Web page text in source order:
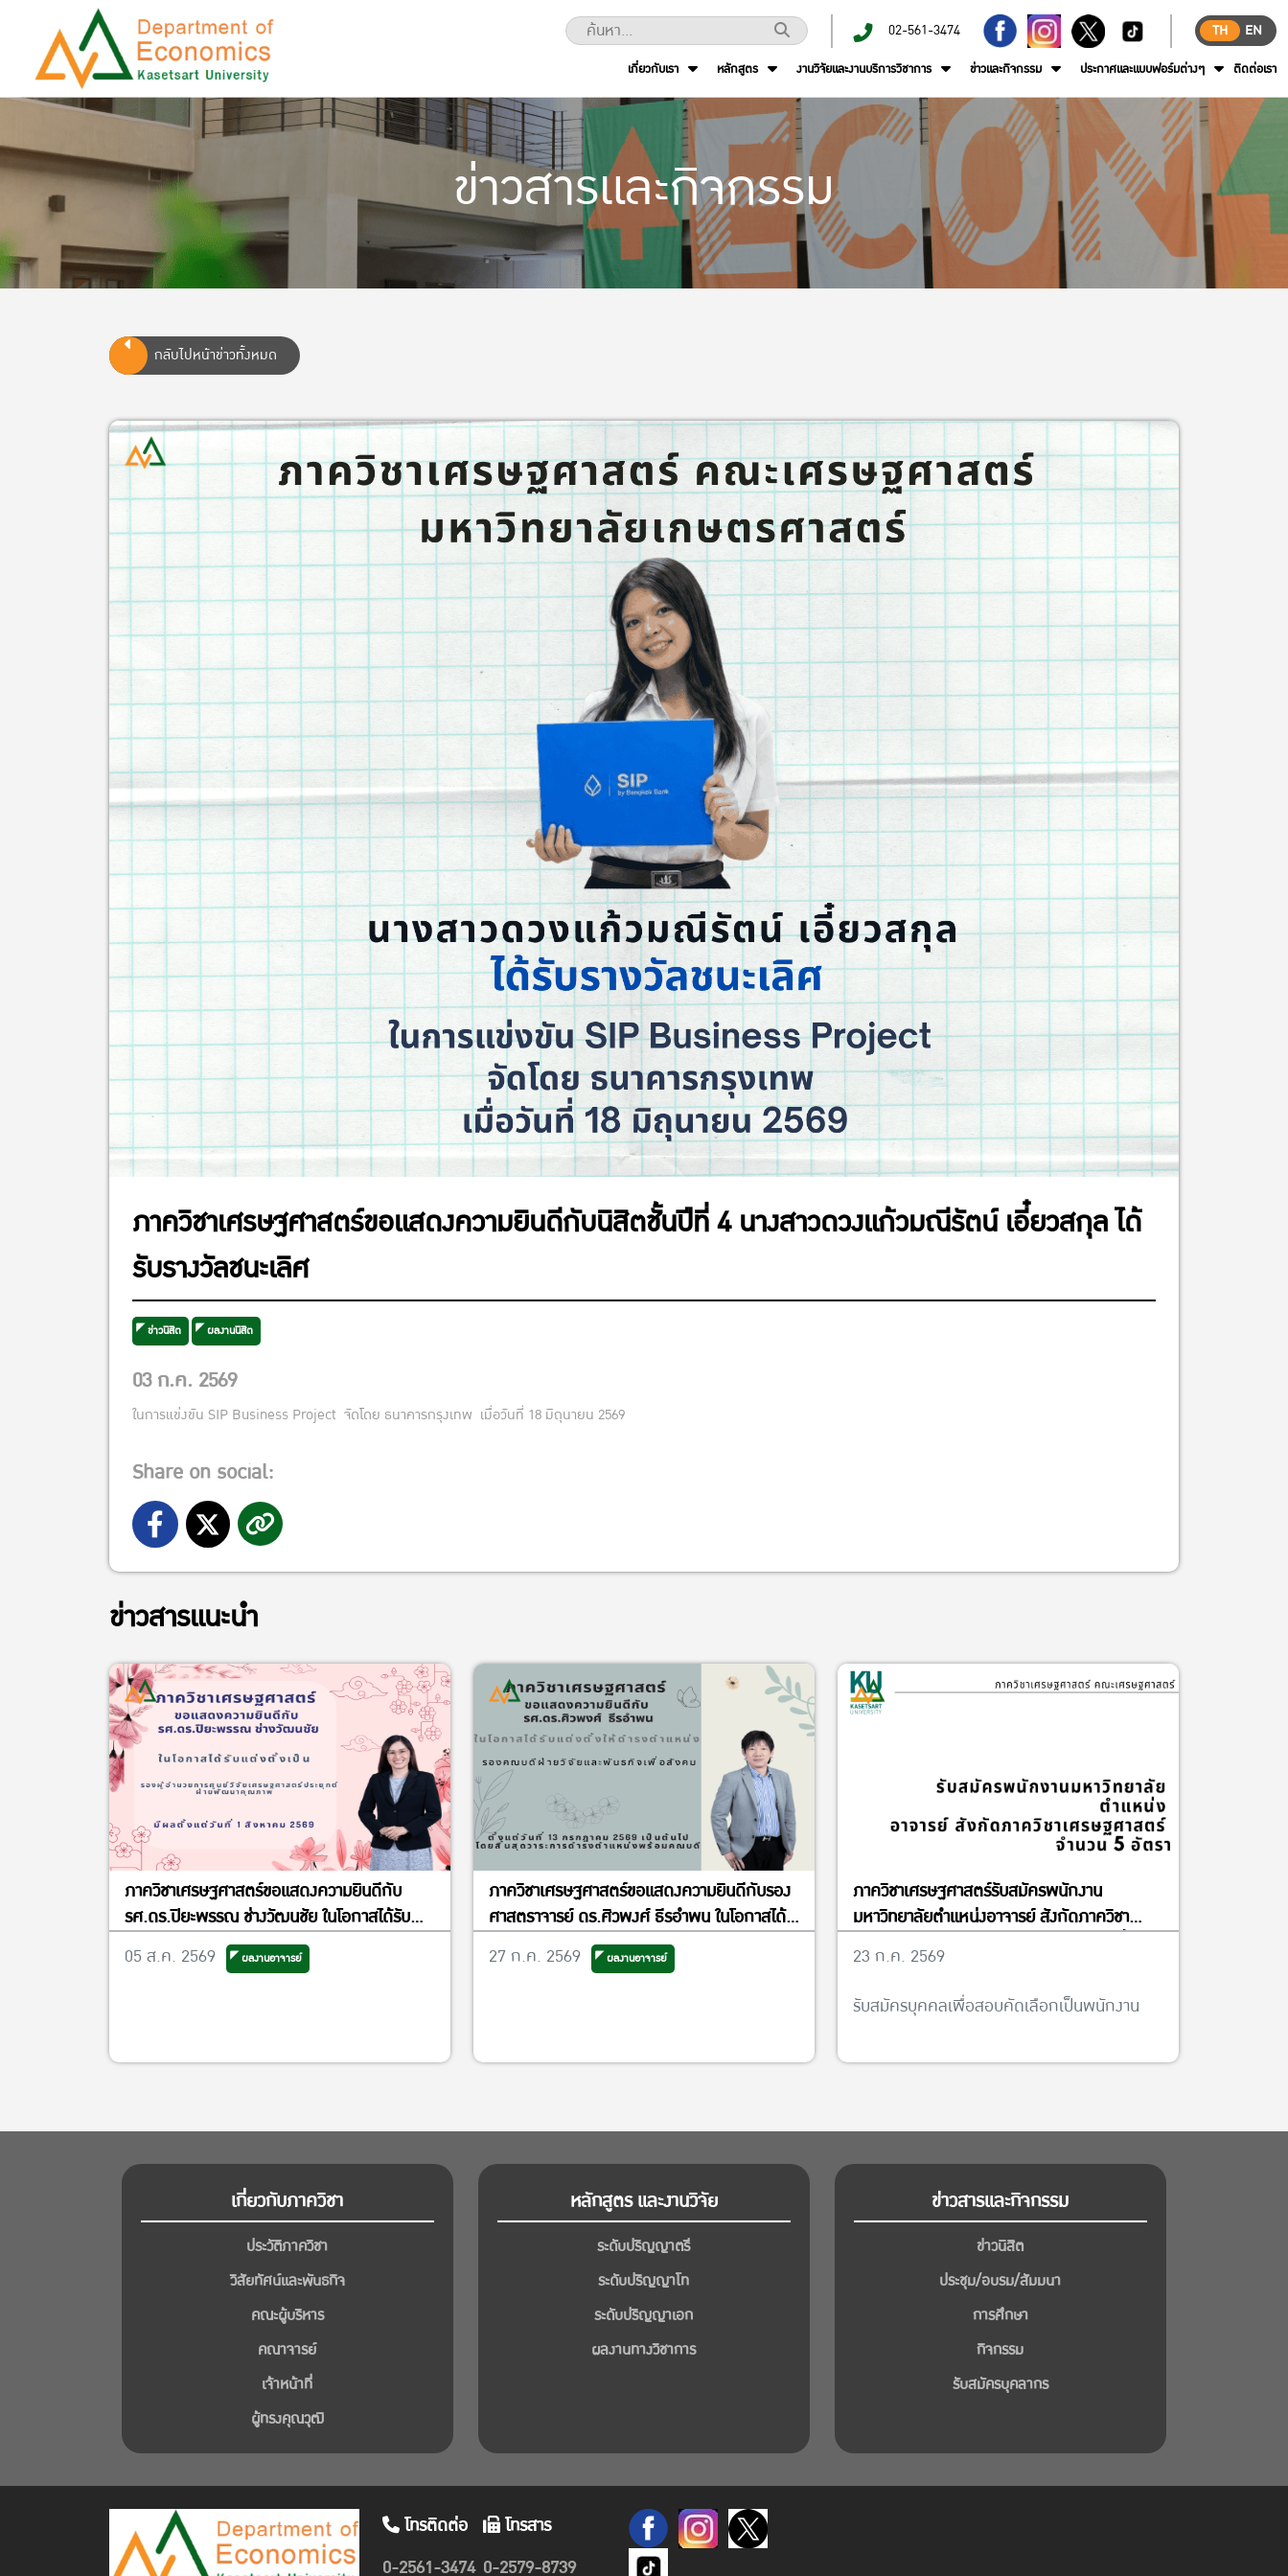
02-561-3474 TH
EN
เกี่ยวกับเรา
หลักสูตร งานวิจัยและงานบริการวิชาการ ข่าวและกิจกรรม ประกาศและแบบฟอร์มต่างๆ ติดต่อเรา
ข่าวสารและกิจกรรม
กลับไปหน้าข่าวทั้งหมด
ภาควิชาเศรษฐศาสตร์ขอแสดงความยินดีกับนิสิตชั้นปีที่ 4 นางสาวดวงแก้วมณีรัตน์ เอี๋ยวสกุล ได้
รับรางวัลชนะเลิศ
ข่าวนิสิต ผลงานนิสิต
03 ก.ค. 2569
ในการแข่งขัน SIP Business Project จัดโดย ธนาคารกรุงเทพ เมื่อวันที่ 18 มิถุนายน 2569
Share on social:
ข่าวสารแนะนำ
ภาควิชาเศรษฐศาสตร์ขอแสดงความยินดีกับ
รศ.ดร.ปิยะพรรณ ช่างวัฒนชัย ในโอกาสได้รับ
แต่งตั้งเป็นรองผู้อำนวยการศูนย์วิจัย
เศรษฐศาสตร์ประยุกต์ ฝ่ายพัฒนาคุณภาพ
05 ส.ค. 2569 ผลงานอาจารย์
ภาควิชาเศรษฐศาสตร์ขอแสดงความยินดีกับรอง
ศาสตราจารย์ ดร.ศิวพงศ์ ธีรอำพน ในโอกาสได้
รับแต่งตั้งให้ดำรงตำแหน่งรองคณบดีฝ่ายวิจัย
และพันธกิจเพื่อสังคม
27 ก.ค. 2569 ผลงานอาจารย์
ภาควิชาเศรษฐศาสตร์รับสมัครพนักงาน
มหาวิทยาลัยตำแหน่งอาจารย์ สังกัดภาควิชา
วันที่ 13 พฤศจิกายน พ.ศ. 2569
23 ก.ค. 2569
รับสมัครบุคคลเพื่อสอบคัดเลือกเป็นพนักงาน
เกี่ยวกับภาควิชา
ประวัติภาควิชา
วิสัยทัศน์และพันธกิจ
คณะผู้บริหาร
คณาจารย์
เจ้าหน้าที่
ผู้ทรงคุณวุฒิ
หลักสูตร และงานวิจัย
ระดับปริญญาตรี
ระดับปริญญาโท
ระดับปริญญาเอก
ผลงานทางวิชาการ
ข่าวสารและกิจกรรม
ข่าวนิสิต
ประชุม/อบรม/สัมมนา
การศึกษา
กิจกรรม
รับสมัครบุคลากร
โทรติดต่อ
0-2561-3474
โทรสาร
0-2579-8739